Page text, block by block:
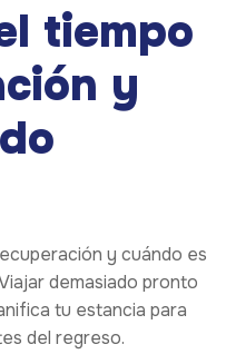
tiempo
y
y cuándo es
demasiado pronto
tu estancia para
del regreso.